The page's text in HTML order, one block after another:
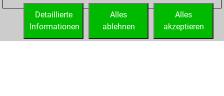
your Fritz account
Alles
akzeptieren
Alles
ablehnen
Detaillierte
Informationen